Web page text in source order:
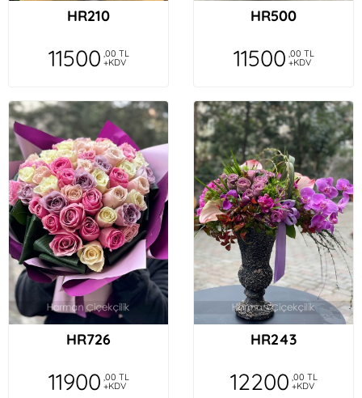
HR210
11500 ,00 TL
+KDV
HR500
11500 ,00 TL
+KDV
HR726
11900 ,00 TL
+KDV
HR243
12200 ,00 TL
+KDV